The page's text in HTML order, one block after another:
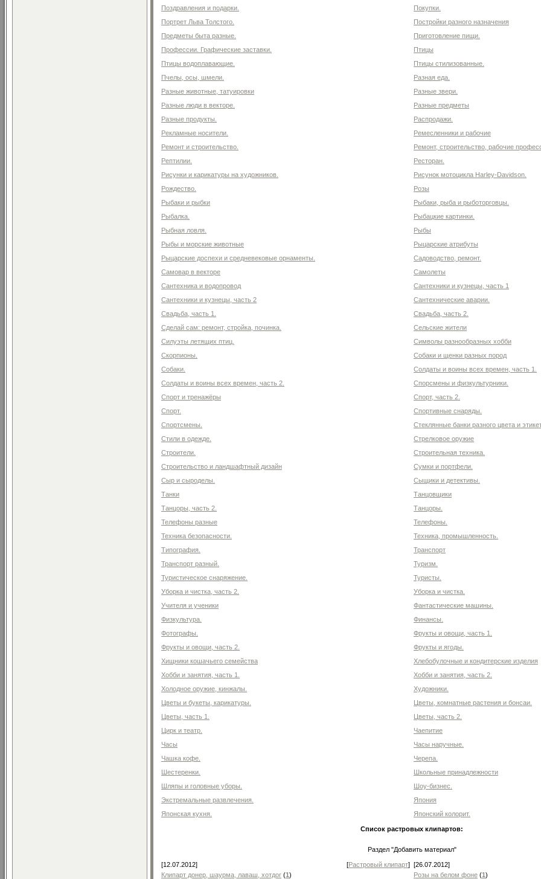
Поздравления и подарки.
Покупки.
Портрет Льва Толстого.
Постройки разного назначения
Предметы быта разные.
Приготовление пищи.
Профессии. Графические заставки.
Птицы
Птицы водоплавающие.
Птицы стилизованные.
Пчелы, осы, шмели.
Разная еда.
Разные животные, татуировки
Разные звери.
Разные люди в векторе.
Разные предметы
Разные продукты.
Распродажи.
Рекламные носители.
Ремесленники и рабочие
Ремонт и строительство.
Ремонт, строительство, рабочие
Рептилии.
Ресторан.
Рисунки и карикатуры на художников.
Рисунок мотоцикла Harley-Davidson.
Рождество.
Розы
Рыбаки и рыбки
Рыбаки, рыба и рыботорговцы.
Рыбалка.
Рыбацкие картинки.
Рыбная ловля.
Рыбы
Рыбы и морские животные
Рыцарские атрибуты
Рыцарские доспехи и средневековые орнаменты.
Садоводство, ремонт.
Самовар в векторе
Самолеты
Сантехника и водопровод
Сантехники и кузнецы, часть 1
Сантехники и кузнецы, часть 2
Сантехнические аварии.
Свадьба, часть 1.
Свадьба, часть 2.
Сделай сам: ремонт, стройка, починка.
Сельские жители
Силуэты летящих птиц.
Символы разнообразных хобби
Скорпионы.
Собаки и щенки разных пород
Собаки.
Солдаты и воины всех времен, часть 1.
Солдаты и воины всех времен, часть 2.
Спорсмены и физкультурники.
Спорт и тренажёры
Спорт, часть 2.
Спорт.
Спортивные снаряды.
Спортсмены.
Стеклянные банки разного цвета и
Стили в одежде.
Стрелковое оружие
Строители.
Строительная техника.
Строительство и ландшафтный дизайн
Сумки и портфели.
Сыр и сыроделы.
Сыщики и детективы.
Танки
Танцовщики
Танцоры, часть 2.
Танцоры.
Телефоны разные
Телефоны.
Техника безопасности.
Техника, промышленность.
Типография.
Транспорт
Транспорт разный.
Туризм.
Туристическое снаряжение.
Туристы.
Уборка и чистка, часть 2.
Уборка и чистка.
Учителя и ученики
Фантастические машины.
Физкультура.
Финансы.
Фотографы.
Фрукты и овощи, часть 1.
Фрукты и овощи, часть 2.
Фрукты и ягоды.
Хищники кошачьего семейства
Хлебобулочные и кондитерские изделия
Хобби и занятия, часть 1.
Хобби и занятия, часть 2.
Холодное оружие, кинжалы.
Художники.
Цветы и букеты, карикатуры.
Цветы, комнатные растения и бонсаи.
Цветы, часть 1.
Цветы, часть 2.
Цирк и театр.
Чаепитие
Часы
Часы наручные.
Чашка кофе.
Черепа.
Шестеренки.
Школьные принадлежности
Шляпы и головные уборы.
Шоу-бизнес.
Экстремальные развлечения.
Япония
Японская кухня.
Японский колорит.
Список растровых клипартов:
Раздел "Добавить материал"
[12.07.2012] [Растровый клипарт]
Клипарт донер, шаурма, лаваш, хотдог (1 )
[26.07.2012]
Розы на белом фоне (1 )